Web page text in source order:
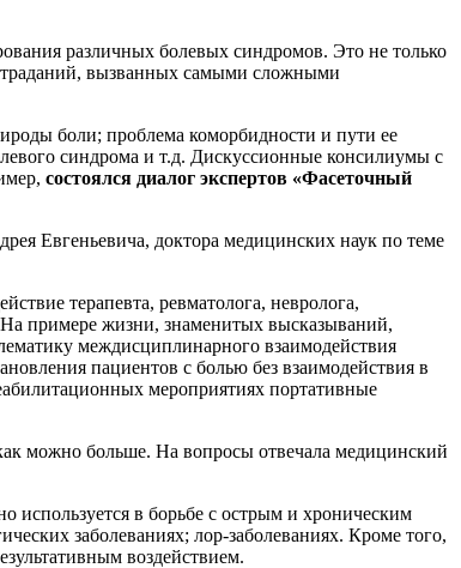
различных болевых синдромов. Это не только
вызванных самыми сложными
боли; проблема коморбидности и пути ее
синдрома и т.д. Дискуссионные консилиумы с
состоялся диалог экспертов «Фасеточный
Евгеньевича, доктора медицинских наук по теме
терапевта, ревматолога, невролога,
примере жизни, знаменитых высказываний,
междисциплинарного взаимодействия
пациентов с болью без взаимодействия в
мероприятиях портативные
можно больше. На вопросы отвечала медицинский
в борьбе с острым и хроническим
заболеваниях; лор-заболеваниях. Кроме того,
воздействием.